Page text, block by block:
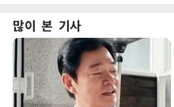
많이 본 기사